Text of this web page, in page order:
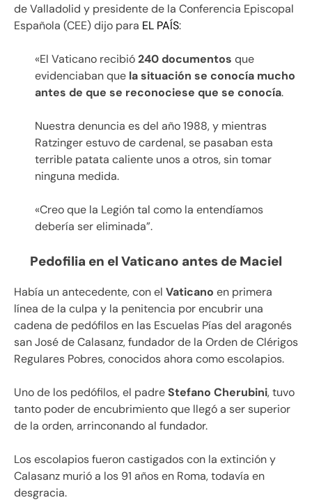
de Valladolid y presidente de la Conferencia Episcopal
Española (CEE) dijo para EL PAÍS:
«El Vaticano recibió240 documentos que
evidenciaban que la situación se conocía mucho
antes de que se reconociese que se conocía.
Nuestra denuncia es del año 1988, y mientras
Ratzinger estuvo de cardenal, se pasaban esta
terrible patata caliente unos a otros, sin tomar
ninguna medida.
«Creo que la Legión tal como la entendíamos
debería ser eliminada”.
Pedofilia en el Vaticano antes de Maciel
Había un antecedente, con el Vaticano en primera
línea de la culpa y la penitencia por encubrir una
cadena de pedófilos en las Escuelas Pías del aragonés
san José de Calasanz, fundador de la Orden de Clérigos
Regulares Pobres, conocidos ahora como escolapios.
Uno de los pedófilos, el padreStefano Cherubini, tuvo
tanto poder de encubrimiento que llegó a ser superior
de la orden, arrinconando al fundador.
Los escolapios fueron castigados con la extinción y
Calasanz murió a los 91 años en Roma, todavía en
desgracia.